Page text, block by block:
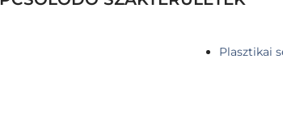
Plasztikai